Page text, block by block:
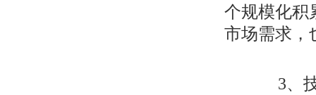
个规模化积
市场需求，
3、技